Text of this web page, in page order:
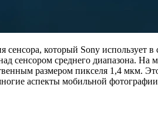
сенсора, который Sony использует
сенсором среднего диапазона. На
размером пикселя 1,4 мкм. Это
аспекты мобильной